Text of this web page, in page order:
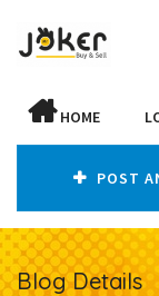
HOME
POST
Blog Details